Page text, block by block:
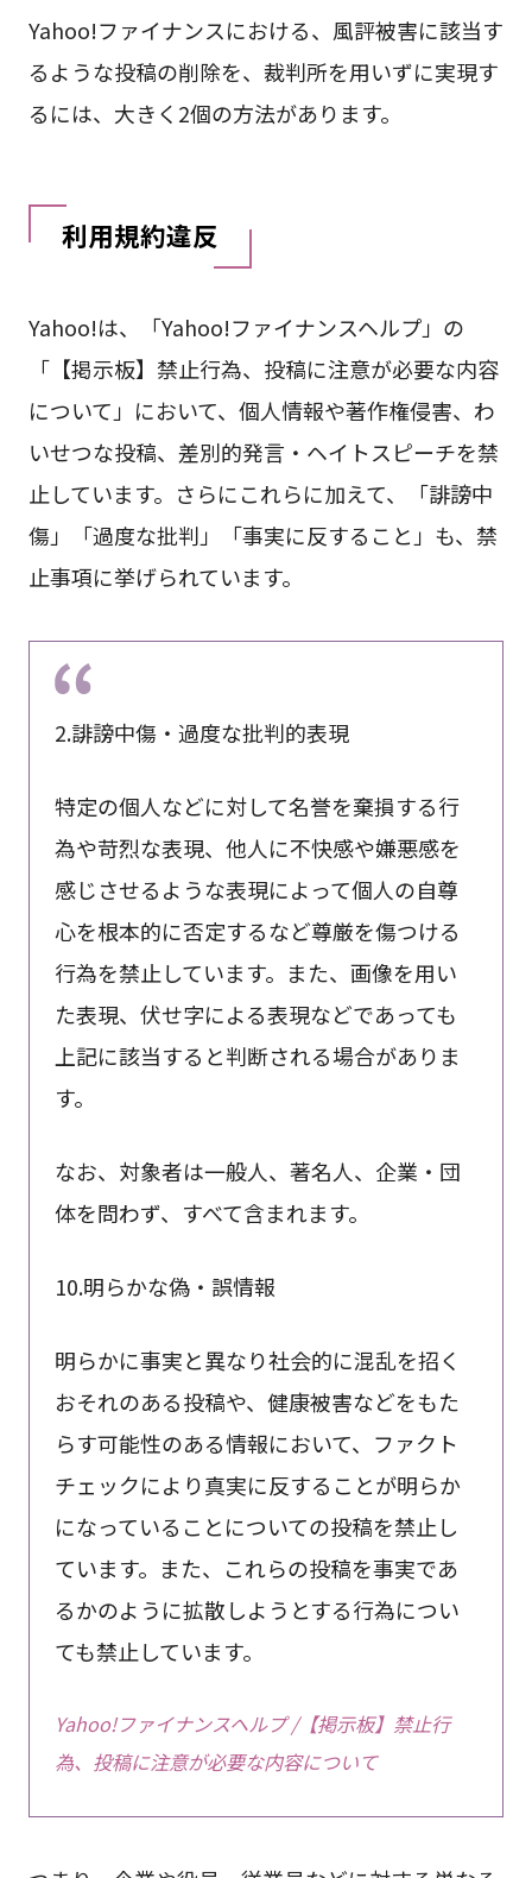
Yahoo!ファイナンスにおける、風評被害に該当す
るような投稿の削除を、裁判所を用いずに実現す
るには、大きく2個の方法があります。
利用規約違反
Yahoo!は、「Yahoo!ファイナンスヘルプ」の
「【掲示板】禁止行為、投稿に注意が必要な内容
について」において、個人情報や著作権侵害、わ
いせつな投稿、差別的発言・ヘイトスピーチを禁
止しています。さらにこれらに加えて、「誹謗中
傷」「過度な批判」「事実に反すること」も、禁
止事項に挙げられています。
2.誹謗中傷・過度な批判的表現
特定の個人などに対して名誉を棄損する行
為や苛烈な表現、他人に不快感や嫌悪感を
感じさせるような表現によって個人の自尊
心を根本的に否定するなど尊厳を傷つける
行為を禁止しています。また、画像を用い
た表現、伏せ字による表現などであっても
上記に該当すると判断される場合がありま
す。
なお、対象者は一般人、著名人、企業・団
体を問わず、すべて含まれます。
10.明らかな偽・誤情報
明らかに事実と異なり社会的に混乱を招く
おそれのある投稿や、健康被害などをもた
らす可能性のある情報において、ファクト
チェックにより真実に反することが明らか
になっていることについての投稿を禁止し
ています。また、これらの投稿を事実であ
るかのように拡散しようとする行為につい
ても禁止しています。
Yahoo!ファイナンスヘルプ /【掲示板】禁止行
為、投稿に注意が必要な内容について